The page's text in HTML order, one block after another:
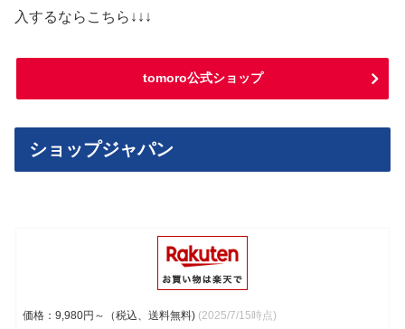
入するならこちら↓↓↓
tomoro公式ショップ
ショップジャパン
価格：9,980円～（税込、送料無料) (2025/7/15時点)